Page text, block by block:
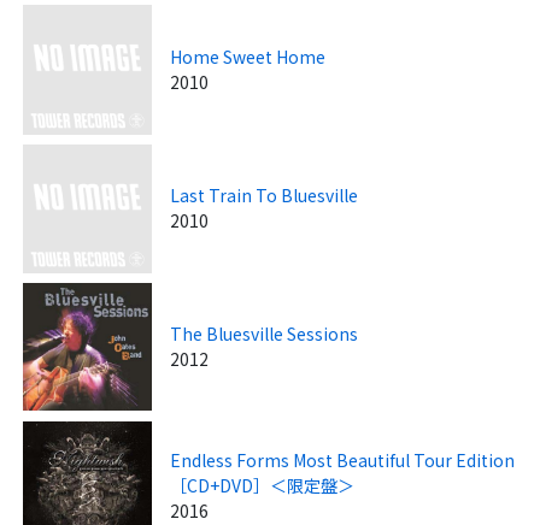
Home Sweet Home
2010
Last Train To Bluesville
2010
The Bluesville Sessions
2012
Endless Forms Most Beautiful Tour Edition
［CD+DVD］＜限定盤＞
2016